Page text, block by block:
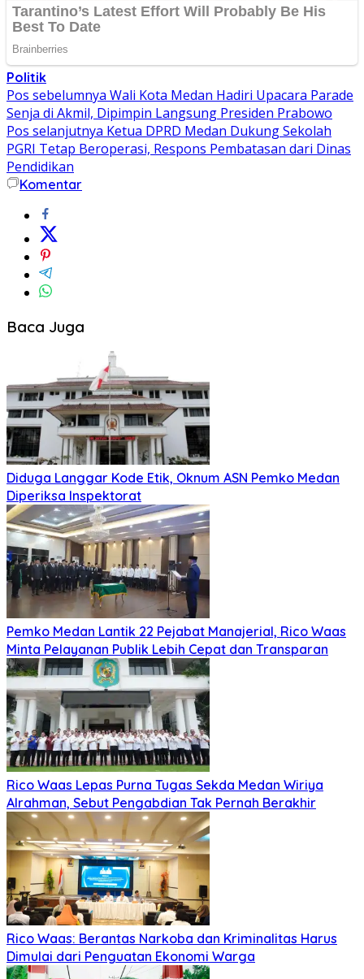
Politik
Navigasi
pos
Pos sebelumnya Wali Kota Medan Hadiri Upacara Parade
Senja di Akmil, Dipimpin Langsung Presiden Prabowo
Pos selanjutnya Ketua DPRD Medan Dukung Sekolah
PGRI Tetap Beroperasi, Respons Pembatasan dari Dinas
Pendidikan
Komentar
Baca Juga
Diduga Langgar Kode Etik, Oknum ASN Pemko Medan
Diperiksa Inspektorat
Pemko Medan Lantik 22 Pejabat Manajerial, Rico Waas
Minta Pelayanan Publik Lebih Cepat dan Transparan
Rico Waas Lepas Purna Tugas Sekda Medan Wiriya
Alrahman, Sebut Pengabdian Tak Pernah Berakhir
Rico Waas: Berantas Narkoba dan Kriminalitas Harus
Dimulai dari Penguatan Ekonomi Warga